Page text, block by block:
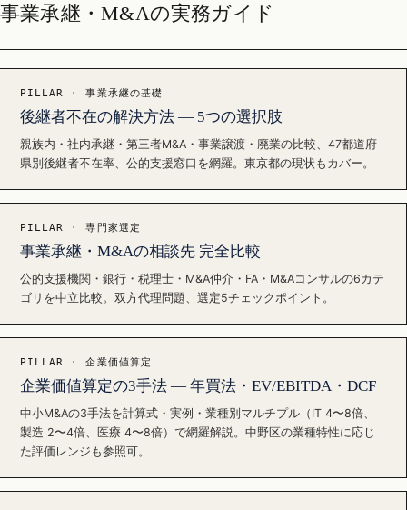
事業承継・M&Aの実務ガイド
PILLAR · 事業承継の基礎
後継者不在の解決方法 — 5つの選択肢
親族内・社内承継・第三者M&A・事業譲渡・廃業の比較、47都道府
県別後継者不在率、公的支援窓口を網羅。東京都の現状もカバー。
PILLAR · 専門家選定
事業承継・M&Aの相談先 完全比較
公的支援機関・銀行・税理士・M&A仲介・FA・M&Aコンサルの6カテ
ゴリを中立比較。双方代理問題、選定5チェックポイント。
PILLAR · 企業価値算定
企業価値算定の3手法 — 年買法・EV/EBITDA・DCF
中小M&Aの3手法を計算式・実例・業種別マルチプル（IT 4〜8倍、
製造 2〜4倍、医療 4〜8倍）で網羅解説。中野区の業種特性に応じ
た評価レンジも参照可。